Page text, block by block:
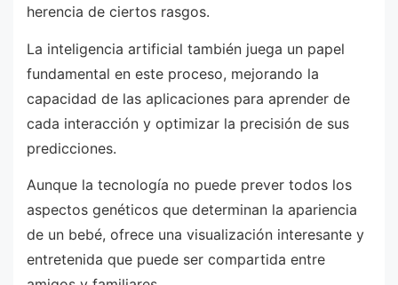
herencia de ciertos rasgos.
La inteligencia artificial también juega un papel
fundamental en este proceso, mejorando la
capacidad de las aplicaciones para aprender de
cada interacción y optimizar la precisión de sus
predicciones.
Aunque la tecnología no puede prever todos los
aspectos genéticos que determinan la apariencia
de un bebé, ofrece una visualización interesante y
entretenida que puede ser compartida entre